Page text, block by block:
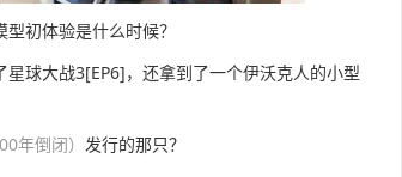
初体验是什么时候？
球大战3[EP6]，还拿到了一个伊沃克人的小型
年倒闭） 发行的那只？